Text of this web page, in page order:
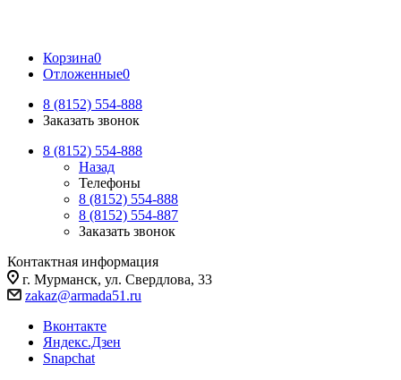
Корзина0
Отложенные0
8 (8152) 554-888
Заказать звонок
8 (8152) 554-888
Назад
Телефоны
8 (8152) 554-888
8 (8152) 554-887
Заказать звонок
Контактная информация
г. Мурманск, ул. Свердлова, 33
zakaz@armada51.ru
Вконтакте
Яндекс.Дзен
Snapchat